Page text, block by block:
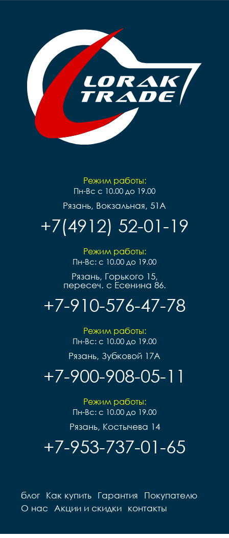
Режим работы:
Пн-Вс с 10.00 до 19.00
Рязань, Вокзальная, 51А
+7(4912) 52-01-19
Режим работы:
Пн-Вс: с 10.00 до 19.00
Рязань, Горького 15,
пересеч. с Есенина 86.
+7-910-576-47-78
Режим работы:
Пн-Вс: с 10.00 до 19.00
Рязань, Зубковой 17А
+7-900-908-05-11
Режим работы:
Пн-Вс: с 10.00 до 19.00
Рязань, Костычева 14
+7-953-737-01-65
блог Как купить Гарантия
Покупателю
О нас
Акции и скидки контакты